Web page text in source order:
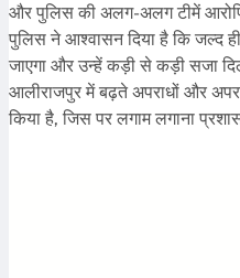
और पुलिस की अलग-अलग टीमें
पुलिस ने आश्वासन दिया है कि जल्द
जाएगा और उन्हें कड़ी से कड़ी सजा
आलीराजपुर में बढ़ते अपराधों और
किया है, जिस पर लगाम लगाना